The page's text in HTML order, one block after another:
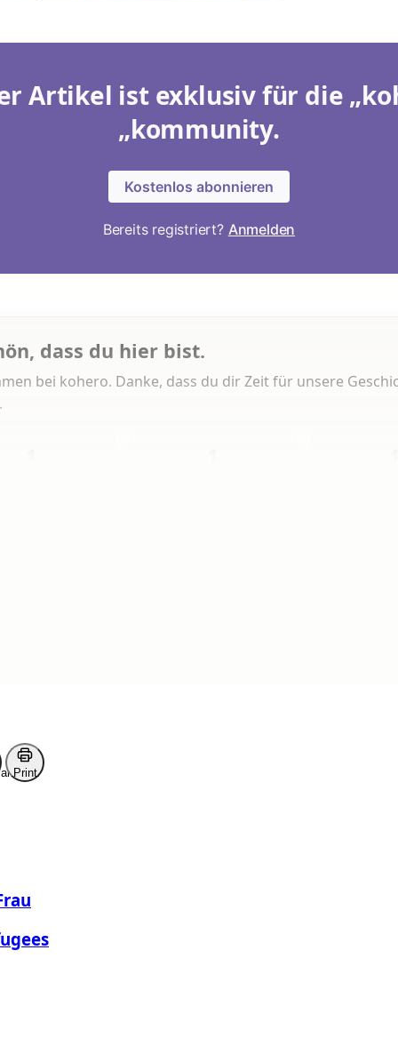
Artikel ist exklusiv für die
„kommunity.
Kostenlos abonnieren
Bereits registriert? Anmelden
dass du hier bist.
bei kohero. Danke, dass du dir Zeit für unsere
Print